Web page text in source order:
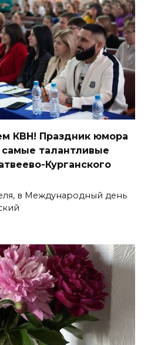
КВН! Праздник юмора
талантливые
Курганского
в Международный день